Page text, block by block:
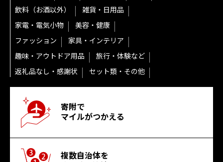
飲料（お酒以外）
雑貨・日用品
家電・電気小物
美容・健康
ファッション
家具・インテリア
趣味・アウトドア用品
旅行・体験など
返礼品なし・感謝状
セット類・その他
寄附で
マイルがつかえる
複数自治体を